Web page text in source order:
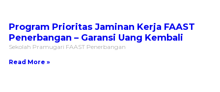
Program Prioritas Jaminan Kerja FAAST
Penerbangan – Garansi Uang Kembali
Sekolah Pramugari FAAST Penerbangan
Read More »